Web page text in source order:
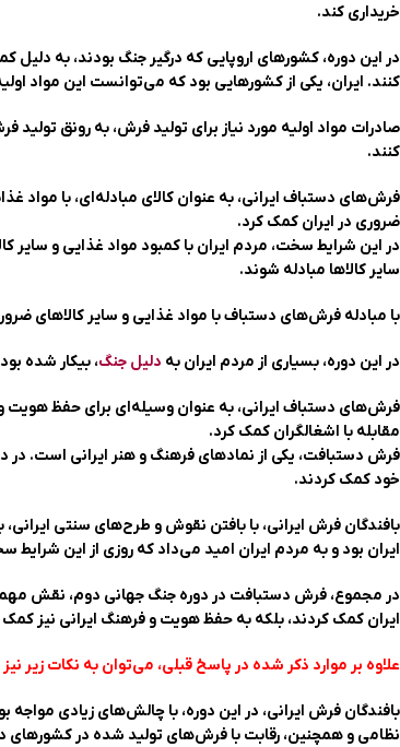
خریداری کند.
در این دوره، کشورهای اروپایی که درگیر جنگ بودند، به دلیل
کنند. ایران، یکی از کشورهایی بود که می‌توانست این مواد
صادرات مواد اولیه مورد نیاز برای تولید فرش، به رونق
کنند.
فرش‌های دستباف ایرانی، به عنوان کالای مبادله‌ای، با مواد
ضروری در ایران کمک کرد.
در این شرایط سخت، مردم ایران با کمبود مواد غذایی و سایر
سایر کالاها مبادله شوند.
با مبادله فرش‌های دستباف با مواد غذایی و سایر کالاهای
در این دوره، بسیاری از مردم ایران به دلیل جنگ، بیکار شده
فرش‌های دستباف ایرانی، به عنوان وسیله‌ای برای حفظ هویت و
مقابله با اشغالگران کمک کرد.
فرش دستبافت، یکی از نمادهای فرهنگ و هنر ایرانی است.
خود کمک کردند.
بافندگان فرش ایرانی، با بافتن نقوش و طرح‌های سنتی
ایران بود و به مردم ایران امید می‌داد که روزی از این شرایط
در مجموع، فرش دستبافت در دوره جنگ جهانی دوم، نقش
ایران کمک کردند، بلکه به حفظ هویت و فرهنگ ایرانی نیز کمک
علاوه بر موارد ذکر شده در پاسخ قبلی، می‌توان به نکات زیر نیز
بافندگان فرش ایرانی، در این دوره، با چالش‌های زیادی
نظامی و همچنین، رقابت با فرش‌های تولید شده در کشورهای